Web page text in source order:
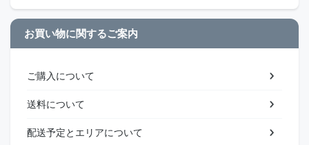
お買い物に関するご案内
ご購入について
送料について
配送予定とエリアについて